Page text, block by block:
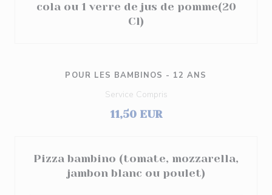
cola ou 1 verre de jus de pomme(20
Cl)
POUR LES BAMBINOS - 12 ANS
Service Compris
11,50 EUR
Pizza bambino (tomate, mozzarella,
jambon blanc ou poulet)